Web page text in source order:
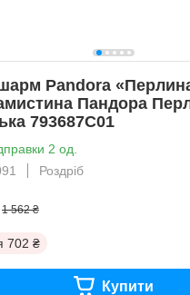
Pandora
Пандора
793687C01
2 од.
Роздріб
1 562 ₴
702 ₴
Купити